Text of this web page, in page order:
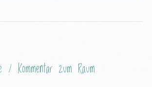
/ Kommentar zum Raum